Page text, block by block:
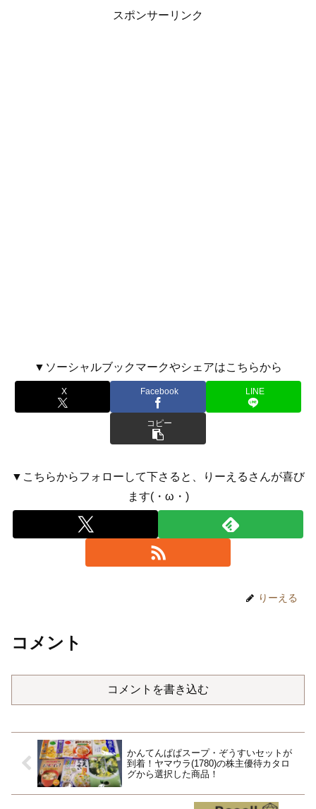
スポンサーリンク
▼ソーシャルブックマークやシェアはこちらから
X Facebook LINE
コピー
▼こちらからフォローして下さると、りーえるさんが喜び
ます(・ω・)
りーえる
コメント
コメントを書き込む
かんてんぱぱスープ・ぞうすいセットが
到着！ヤマウラ(1780)の株主優待カタロ
グから選択した商品！